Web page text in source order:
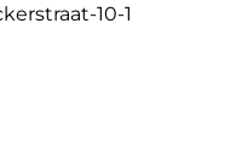
10-1